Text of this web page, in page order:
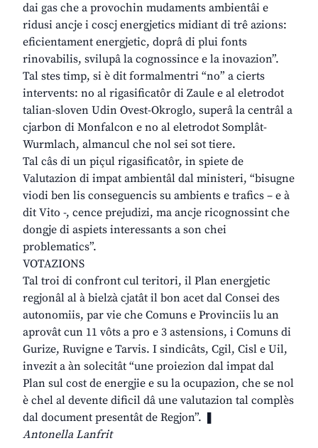
dai gas che a provochin mudaments ambientâi e
ridusi ancje i coscj energjetics midiant di trê azions:
eficientament energjetic, doprâ di plui fonts
rinovabilis, svilupâ la cognossince e la inovazion”.
Tal stes timp, si è dit formalmentri “no” a cierts
intervents: no al rigasificatôr di Zaule e al eletrodot
talian-sloven Udin Ovest-Okroglo, superâ la centrâl a
cjarbon di Monfalcon e no al eletrodot Somplât-
Wurmlach, almancul che nol sei sot tiere.
Tal câs di un piçul rigasificatôr, in spiete de
Valutazion di impat ambientâl dal ministeri, “bisugne
viodi ben lis conseguencis su ambients e trafics – e à
dit Vito -, cence prejudizi, ma ancje ricognossint che
dongje di aspiets interessants a son chei
problematics”.
VOTAZIONS
Tal troi di confront cul teritori, il Plan energjetic
regjonâl al à bielzà cjatât il bon acet dal Consei des
autonomiis, par vie che Comuns e Provinciis lu an
aprovât cun 11 vôts a pro e 3 astensions, i Comuns di
Gurize, Ruvigne e Tarvis. I sindicâts, Cgil, Cisl e Uil,
invezit a àn solecitât “une proiezion dal impat dal
Plan sul cost de energjie e su la ocupazion, che se nol
è chel al devente dificil dâ une valutazion tal complès
dal document presentât de Regjon”. ❚
Antonella Lanfrit